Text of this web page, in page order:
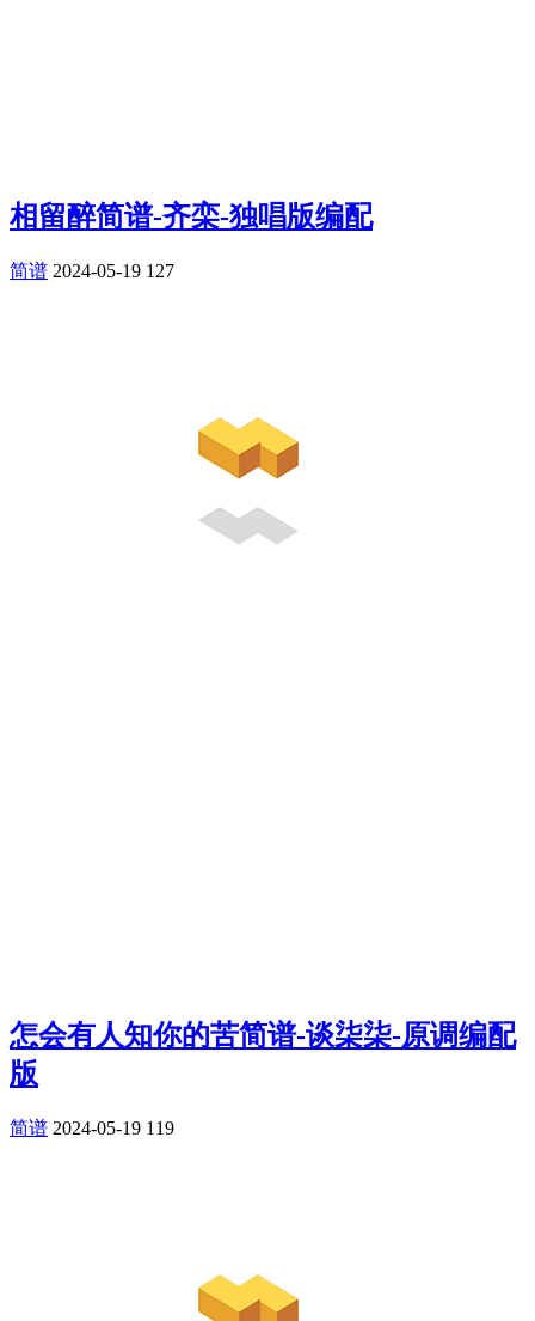
相留醉简谱-齐栾-独唱版编配
简谱 2024-05-19 127
怎会有人知你的苦简谱-谈柒柒-原调编配
版
简谱 2024-05-19 119